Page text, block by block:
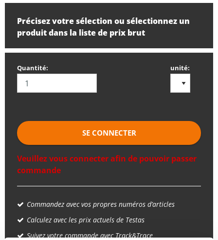
Précisez votre sélection ou sélectionnez un
produit dans la liste de prix brut
Quantité: unité:
SE CONNECTER
Veuillez vous connecter afin de pouvoir passer
commande
Commandez avec vos propres numéros d’articles
Calculez avec les prix actuels de Testas
Suivez votre commande avec Track&Trace